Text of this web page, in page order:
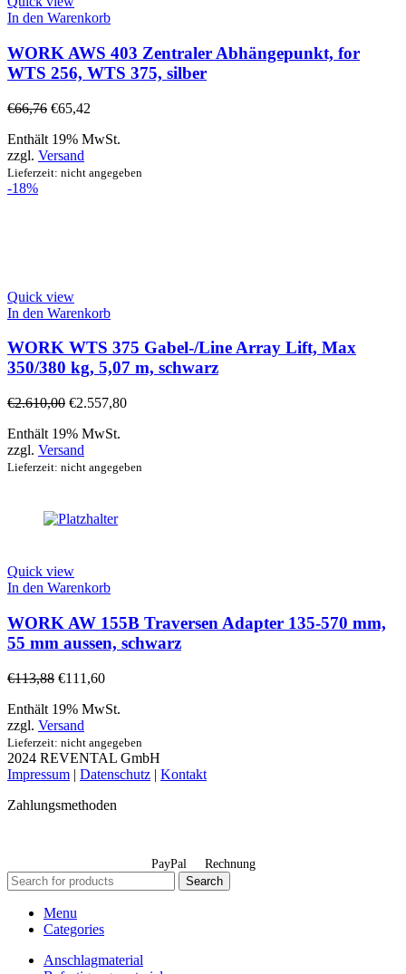
In den Warenkorb
WORK AWS 403 Zentraler Abhängepunkt, for
WTS 256, WTS 375, silber
€66,76 €65,42
Enthält 19% MwSt.
zzgl. Versand
Lieferzeit: nicht angegeben
-18%
Quick view
In den Warenkorb
WORK WTS 375 Gabel-/Line Array Lift, Max
350/380 kg, 5,07 m, schwarz
€2.610,00 €2.557,80
Enthält 19% MwSt.
zzgl. Versand
Lieferzeit: nicht angegeben
Quick view
In den Warenkorb
WORK AW 155B Traversen Adapter 135-570 mm,
55 mm aussen, schwarz
€113,88 €111,60
Enthält 19% MwSt.
zzgl. Versand
Lieferzeit: nicht angegeben
2024 REVENTAL GmbH
Impressum | Datenschutz | Kontakt
Zahlungsmethoden
PayPal Rechnung
Search
Menu
Categories
Anschlagmaterial